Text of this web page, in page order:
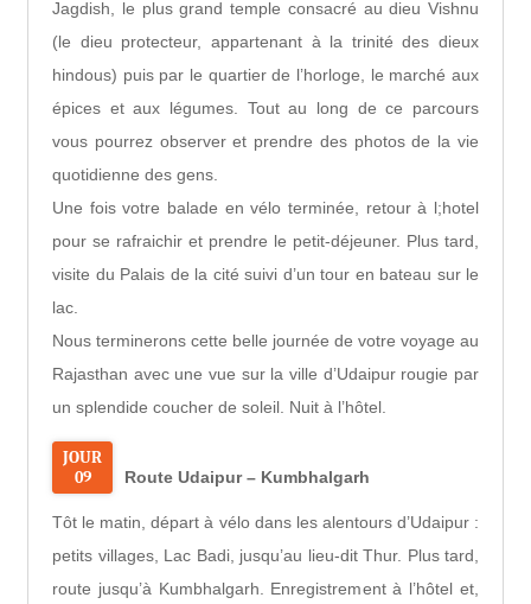
Jagdish, le plus grand temple consacré au dieu Vishnu
(le dieu protecteur, appartenant à la trinité des dieux
hindous) puis par le quartier de l’horloge, le marché aux
épices et aux légumes. Tout au long de ce parcours
vous pourrez observer et prendre des photos de la vie
quotidienne des gens.
Une fois votre balade en vélo terminée, retour à l;hotel
pour se rafraichir et prendre le petit-déjeuner. Plus tard,
visite du Palais de la cité suivi d’un tour en bateau sur le
lac.
Nous terminerons cette belle journée de votre voyage au
Rajasthan avec une vue sur la ville d’Udaipur rougie par
un splendide coucher de soleil. Nuit à l’hôtel.
JOUR
09
Route Udaipur – Kumbhalgarh
Tôt le matin, départ à vélo dans les alentours d’Udaipur :
petits villages, Lac Badi, jusqu’au lieu-dit Thur. Plus tard,
route jusqu’à Kumbhalgarh. Enregistrement à l’hôtel et,